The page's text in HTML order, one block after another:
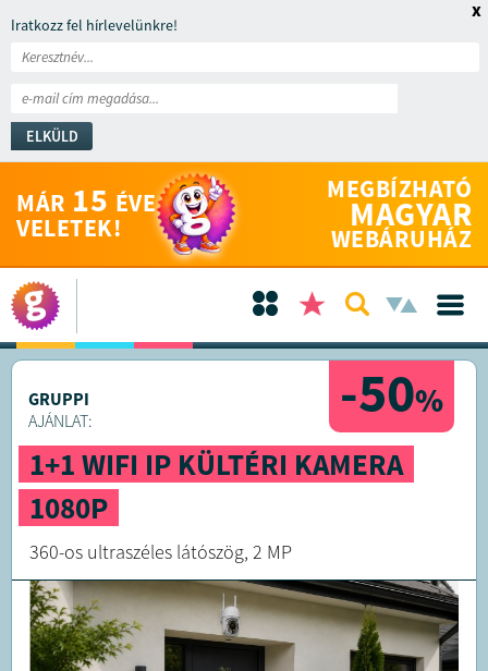
Iratkozz fel hírlevelünkre!
ELKÜLD
x
MÁR 15 ÉVE
VELETEK!
MEGBÍZHATÓ
MAGYAR
WEBÁRUHÁZ
-50%
GRUPPI
AJÁNLAT:
1+1 WIFI IP KÜLTÉRI KAMERA
1080P
360-os ultraszéles látószög, 2 MP